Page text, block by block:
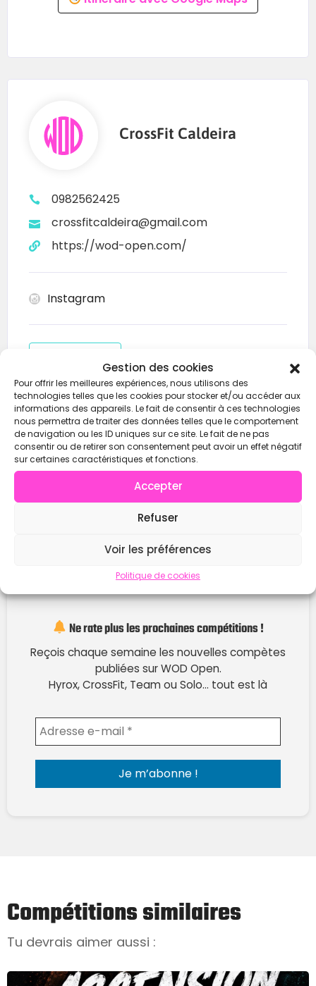
Gestion des cookies
Pour offrir les meilleures expériences, nous utilisons des
technologies telles que les cookies pour stocker et/ou accéder aux
informations des appareils. Le fait de consentir à ces technologies
nous permettra de traiter des données telles que le comportement
de navigation ou les ID uniques sur ce site. Le fait de ne pas
consentir ou de retirer son consentement peut avoir un effet négatif
sur certaines caractéristiques et fonctions.
Accepter
Refuser
Voir les préférences
Politique de cookies
CrossFit Caldeira
0982562425
crossfitcaldeira@gmail.com
https://wod-open.com/
Instagram
Ne rate plus les prochaines compétitions !
Reçois chaque semaine les nouvelles compètes
publiées sur WOD Open.
Hyrox, CrossFit, Team ou Solo… tout est là
Compétitions similaires
Tu devrais aimer aussi :